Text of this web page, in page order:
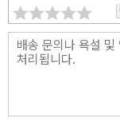
날카롭고 냉정하게
‘여러분 부자 되세요
하는 사람들의 수도
은 부동산과 주식에